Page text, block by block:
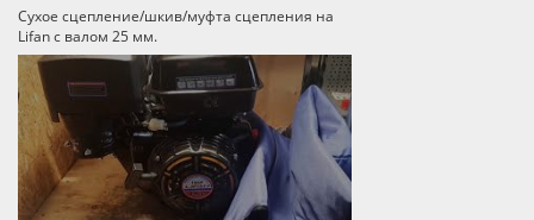
Сухое сцепление/шкив/муфта сцепления на
Lifan с валом 25 мм.